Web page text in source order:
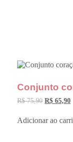
Conjunto
R$75,90 R$ 65,90
Adicionar ao